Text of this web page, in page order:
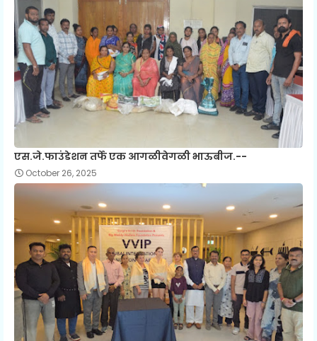
एस.जे.फाउंडेशन तर्फे एक आगळीवेगळी भाऊबीज.--
October 26, 2025